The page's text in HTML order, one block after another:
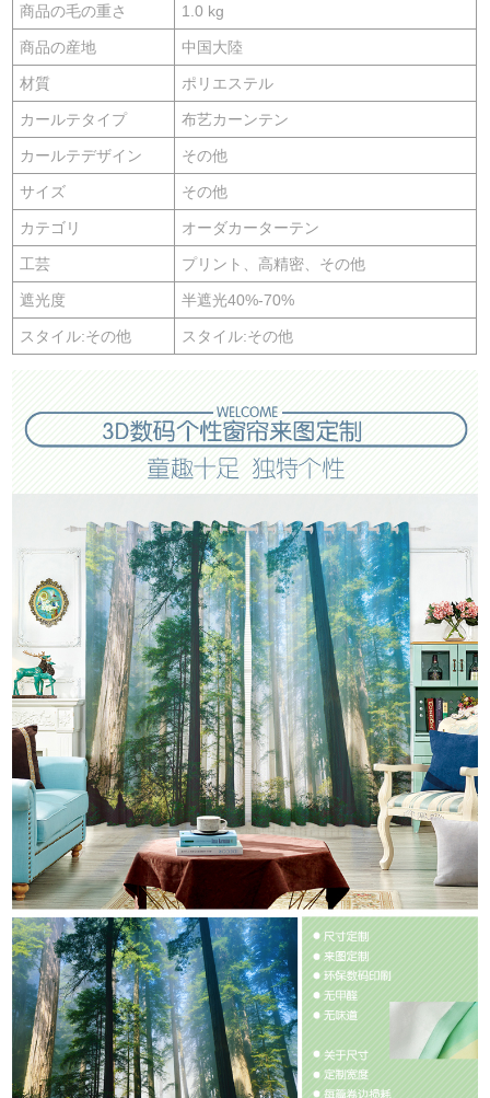
商品の毛の重さ 1.0 kg
商品の産地 中国大陸
材質 ポリエステル
カールテタイプ 布艺カーンテン
カールテデザイン その他
サイズ その他
カテゴリ オーダカーターテン
工芸 プリント、高精密、その他
遮光度 半遮光40%-70%
スタイル:その他 スタイル:その他